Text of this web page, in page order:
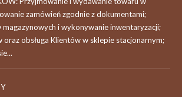
zamówień zgodnie z dokumentami;
magazynowych i wykonywanie inwentaryzacji;
obsługa Klientów w sklepie stacjonarnym;